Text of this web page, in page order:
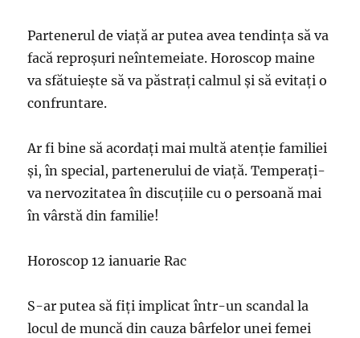
Partenerul de viață ar putea avea tendința să va
facă reproșuri neîntemeiate. Horoscop maine
va sfătuiește să va păstrați calmul și să evitați o
confruntare.
Ar fi bine să acordați mai multă atenție familiei
și, în special, partenerului de viață. Temperați-
va nervozitatea în discuțiile cu o persoană mai
în vârstă din familie!
Horoscop 12 ianuarie Rac
S-ar putea să fiți implicat într-un scandal la
locul de muncă din cauza bârfelor unei femei